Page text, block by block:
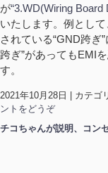
が“3.WD(Wiring Board
いたします。例とし
されている“GND跨ぎ
跨ぎ”があってもEMI
す。
2021年10月28日 カテゴ
ントをどうぞ
チコちゃんが説明、コン